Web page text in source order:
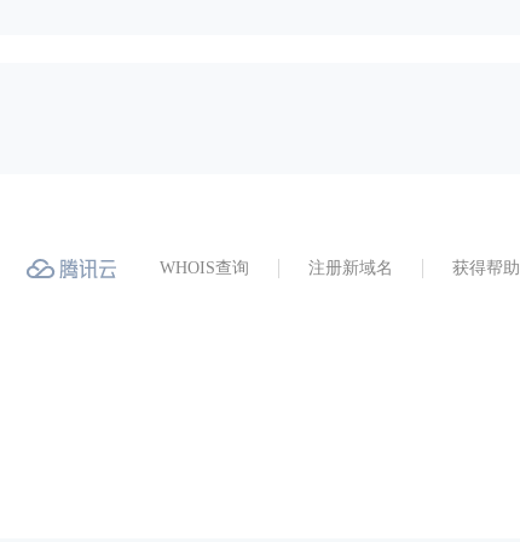
WHOIS查询 注册新域名 获得帮助